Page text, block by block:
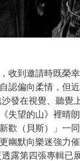
收到邀請時既榮
認偏向柔情，但
發在視覺、聽覺
失望的山》裡晴
歡（貝斯）」一
幽默向樂迷強力
露第四張專輯已